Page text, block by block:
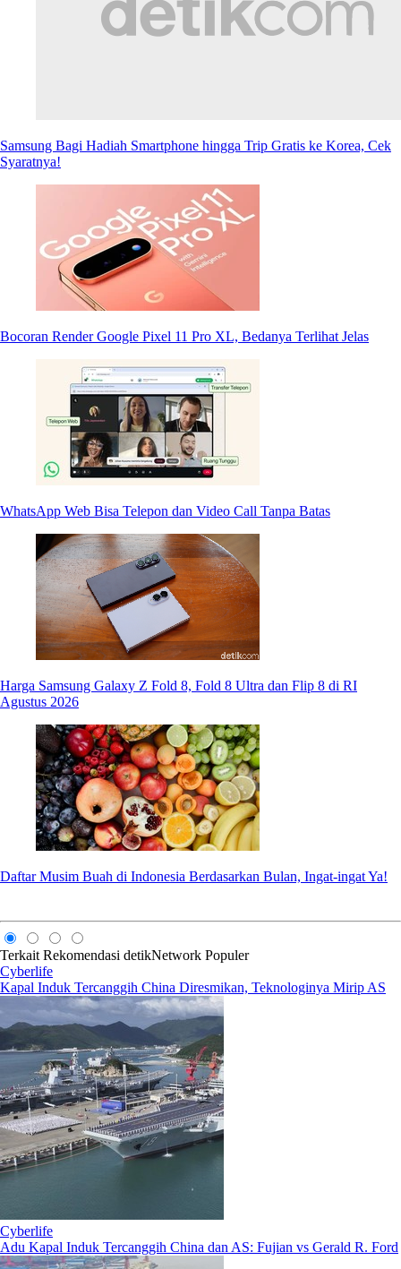
Samsung Bagi Hadiah Smartphone hingga Trip Gratis ke Korea, Cek
Syaratnya!
Bocoran Render Google Pixel 11 Pro XL, Bedanya Terlihat Jelas
WhatsApp Web Bisa Telepon dan Video Call Tanpa Batas
Harga Samsung Galaxy Z Fold 8, Fold 8 Ultra dan Flip 8 di RI
Agustus 2026
Daftar Musim Buah di Indonesia Berdasarkan Bulan, Ingat-ingat Ya!
Terkait Rekomendasi detikNetwork Populer
Cyberlife
Kapal Induk Tercanggih China Diresmikan, Teknologinya Mirip AS
Cyberlife
Adu Kapal Induk Tercanggih China dan AS: Fujian vs Gerald R. Ford